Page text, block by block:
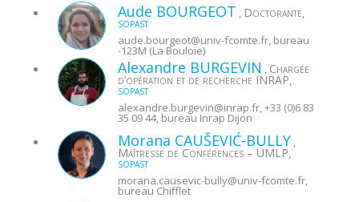
Aude BOURGEOT Doctorante
SOPAST
aude.bourgeot@univ-fcomte.fr, bureau
-123M (La Bouloie)
Alexandre BURGEVIN Chargée
d’opération et de recherche INRAP
SOPAST
alexandre.burgevin@inrap.fr, +33 (0)6 83
35 09 44, bureau Inrap Dijon
Morana CAUŠEVIĆ-BULLY
Maîtresse de Conférences – UMLP
SOPAST
morana.causevic-bully@univ-fcomte.fr,
bureau Chifflet